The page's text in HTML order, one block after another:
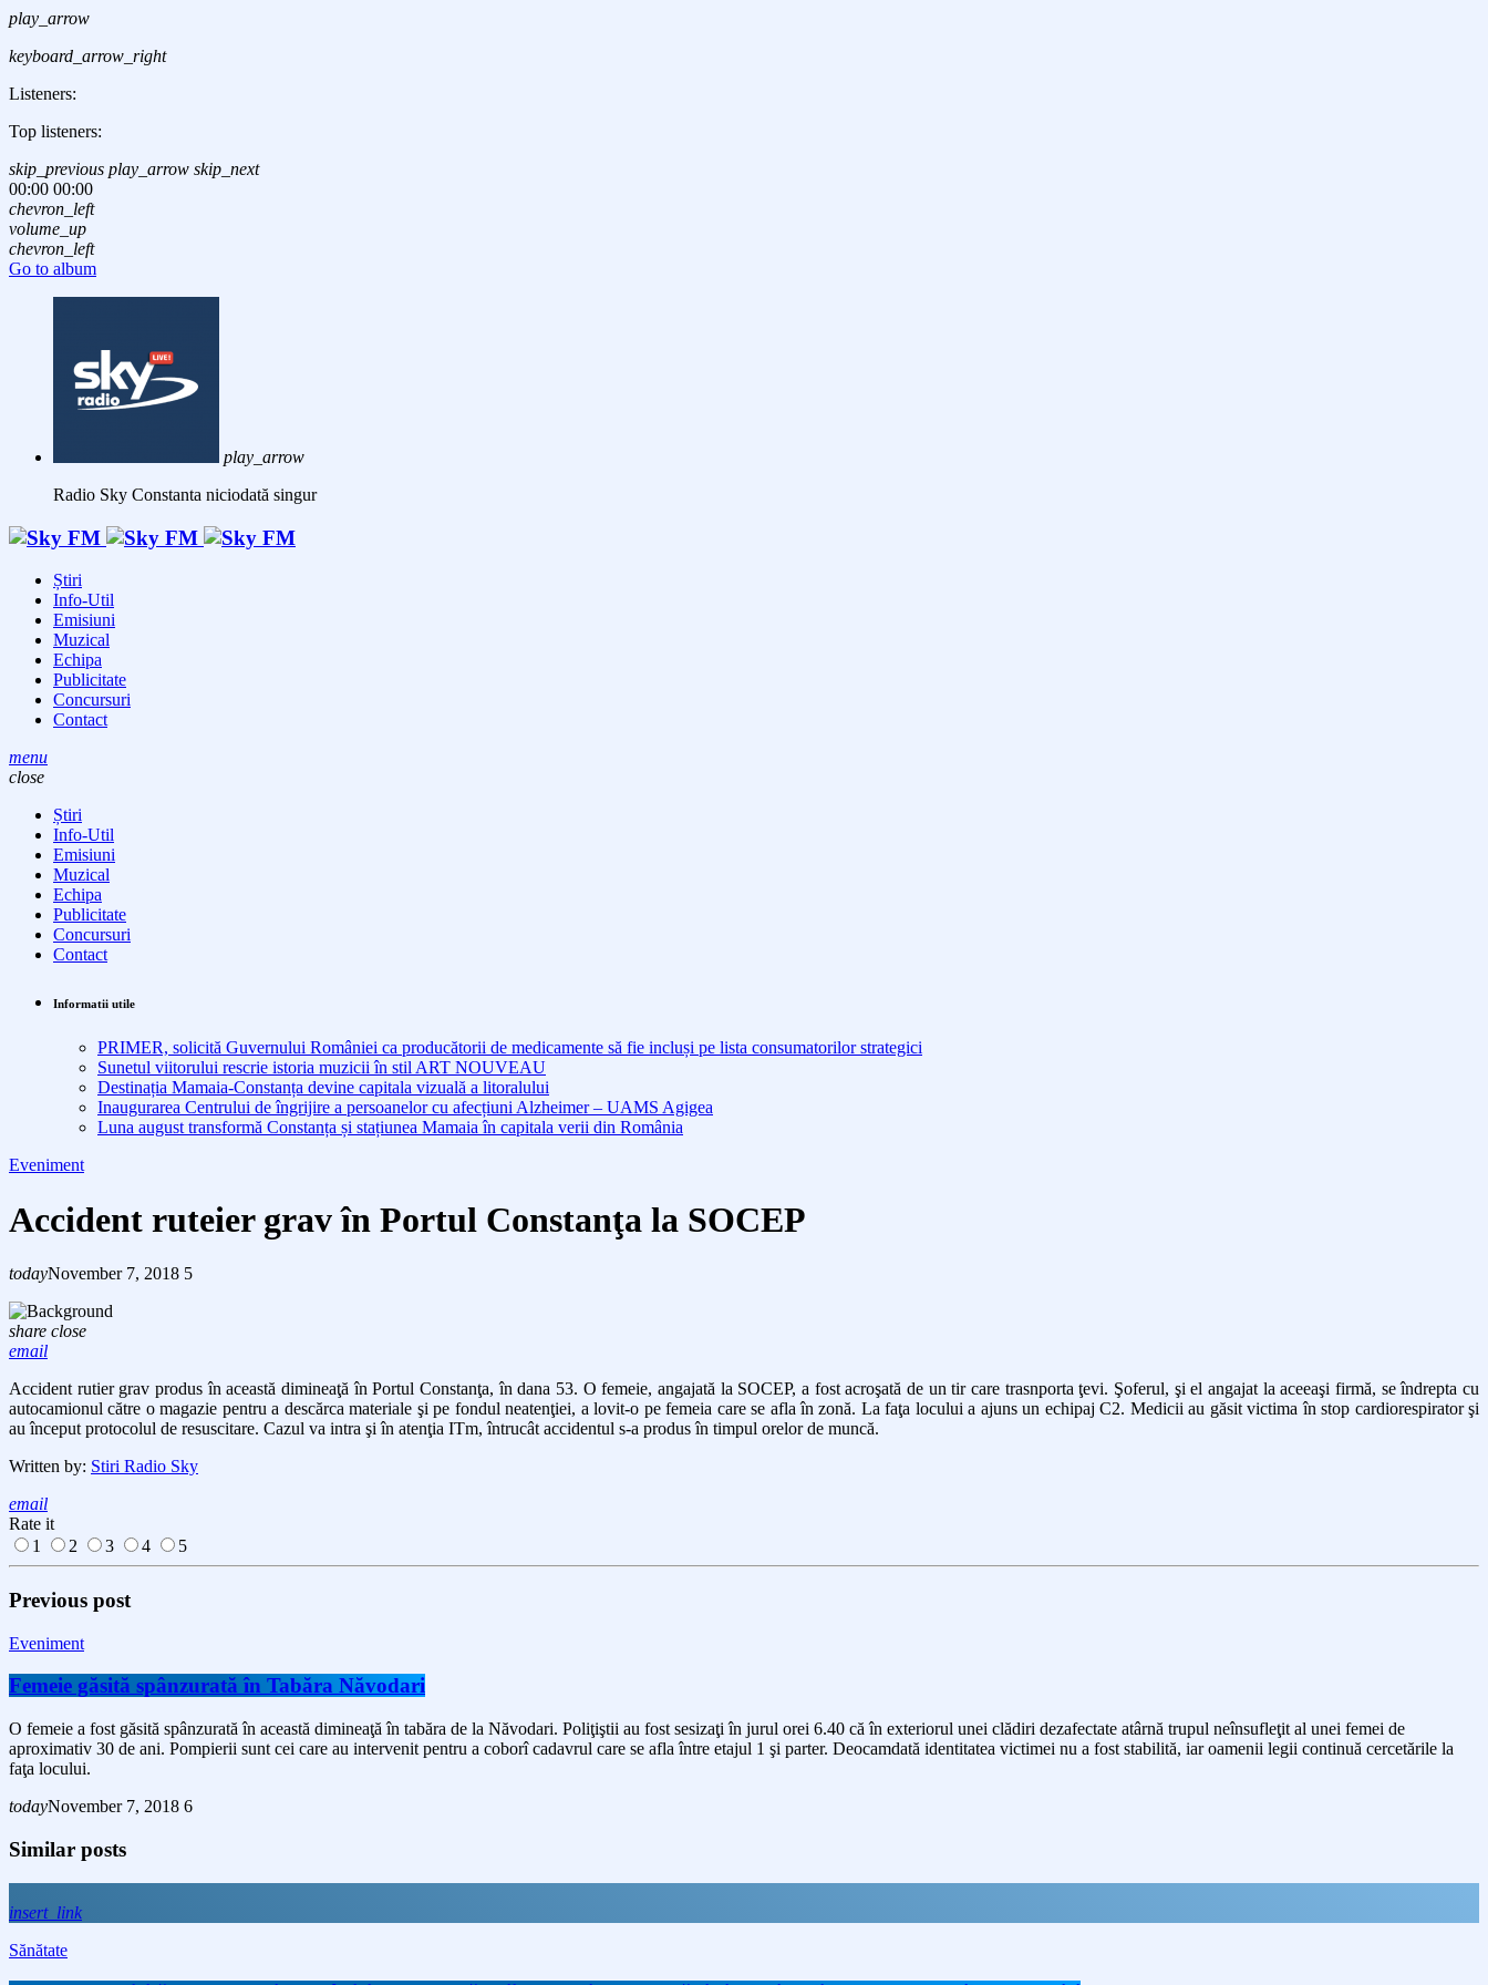
play_arrow
keyboard_arrow_right
Listeners:
Top listeners:
skip_previous play_arrow skip_next
00:00 00:00
chevron_left
volume_up
chevron_left
Go to album
play_arrow
Radio Sky Constanta niciodată singur
Știri
Info-Util
Emisiuni
Muzical
Echipa
Publicitate
Concursuri
Contact
menu
close
Știri
Info-Util
Emisiuni
Muzical
Echipa
Publicitate
Concursuri
Contact
Informatii utile
PRIMER, solicită Guvernului României ca producătorii de medicamente să fie incluși pe lista consumatorilor strategici
Sunetul viitorului rescrie istoria muzicii în stil ART NOUVEAU
Destinația Mamaia-Constanța devine capitala vizuală a litoralului
Inaugurarea Centrului de îngrijire a persoanelor cu afecțiuni Alzheimer – UAMS Agigea
Luna august transformă Constanța și stațiunea Mamaia în capitala verii din România
Eveniment
Accident ruteier grav în Portul Constanţa la SOCEP
todayNovember 7, 2018 5
share close
email
Accident rutier grav produs în această dimineaţă în Portul Constanţa, în dana 53. O femeie, angajată la SOCEP, a fost acroşată de un tir care trasnporta ţevi. Şoferul, şi el angajat la aceeaşi firmă, se îndrepta cu
autocamionul către o magazie pentru a descărca materiale şi pe fondul neatenţiei, a lovit-o pe femeia care se afla în zonă. La faţa locului a ajuns un echipaj C2. Medicii au găsit victima în stop cardiorespirator şi
au început protocolul de resuscitare. Cazul va intra şi în atenţia ITm, întrucât accidentul s-a produs în timpul orelor de muncă.
Written by: Stiri Radio Sky
email
Rate it
1
2 3 4 5
Previous post
Eveniment
Femeie găsită spânzurată în Tabăra Năvodari
O femeie a fost găsită spânzurată în această dimineaţă în tabăra de la Năvodari. Poliţiştii au fost sesizaţi în jurul orei 6.40 că în exteriorul unei clădiri dezafectate atârnă trupul neînsufleţit al unei femei de
aproximativ 30 de ani. Pompierii sunt cei care au intervenit pentru a coborî cadavrul care se afla între etajul 1 şi parter. Deocamdată identitatea victimei nu a fost stabilită, iar oamenii legii continuă cercetările la
faţa locului.
todayNovember 7, 2018 6
Similar posts
insert_link
Sănătate